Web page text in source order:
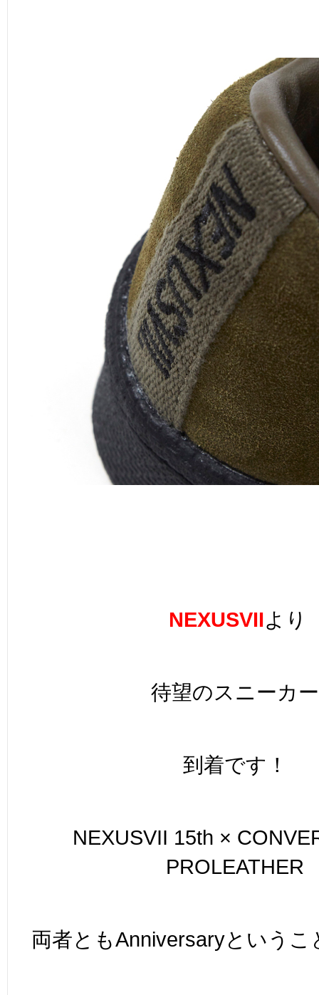
NEXUSVIIより
待望のスニーカー
到着です！
NEXUSVII 15th ×
PROLEATHER
両者ともAnniversaryという